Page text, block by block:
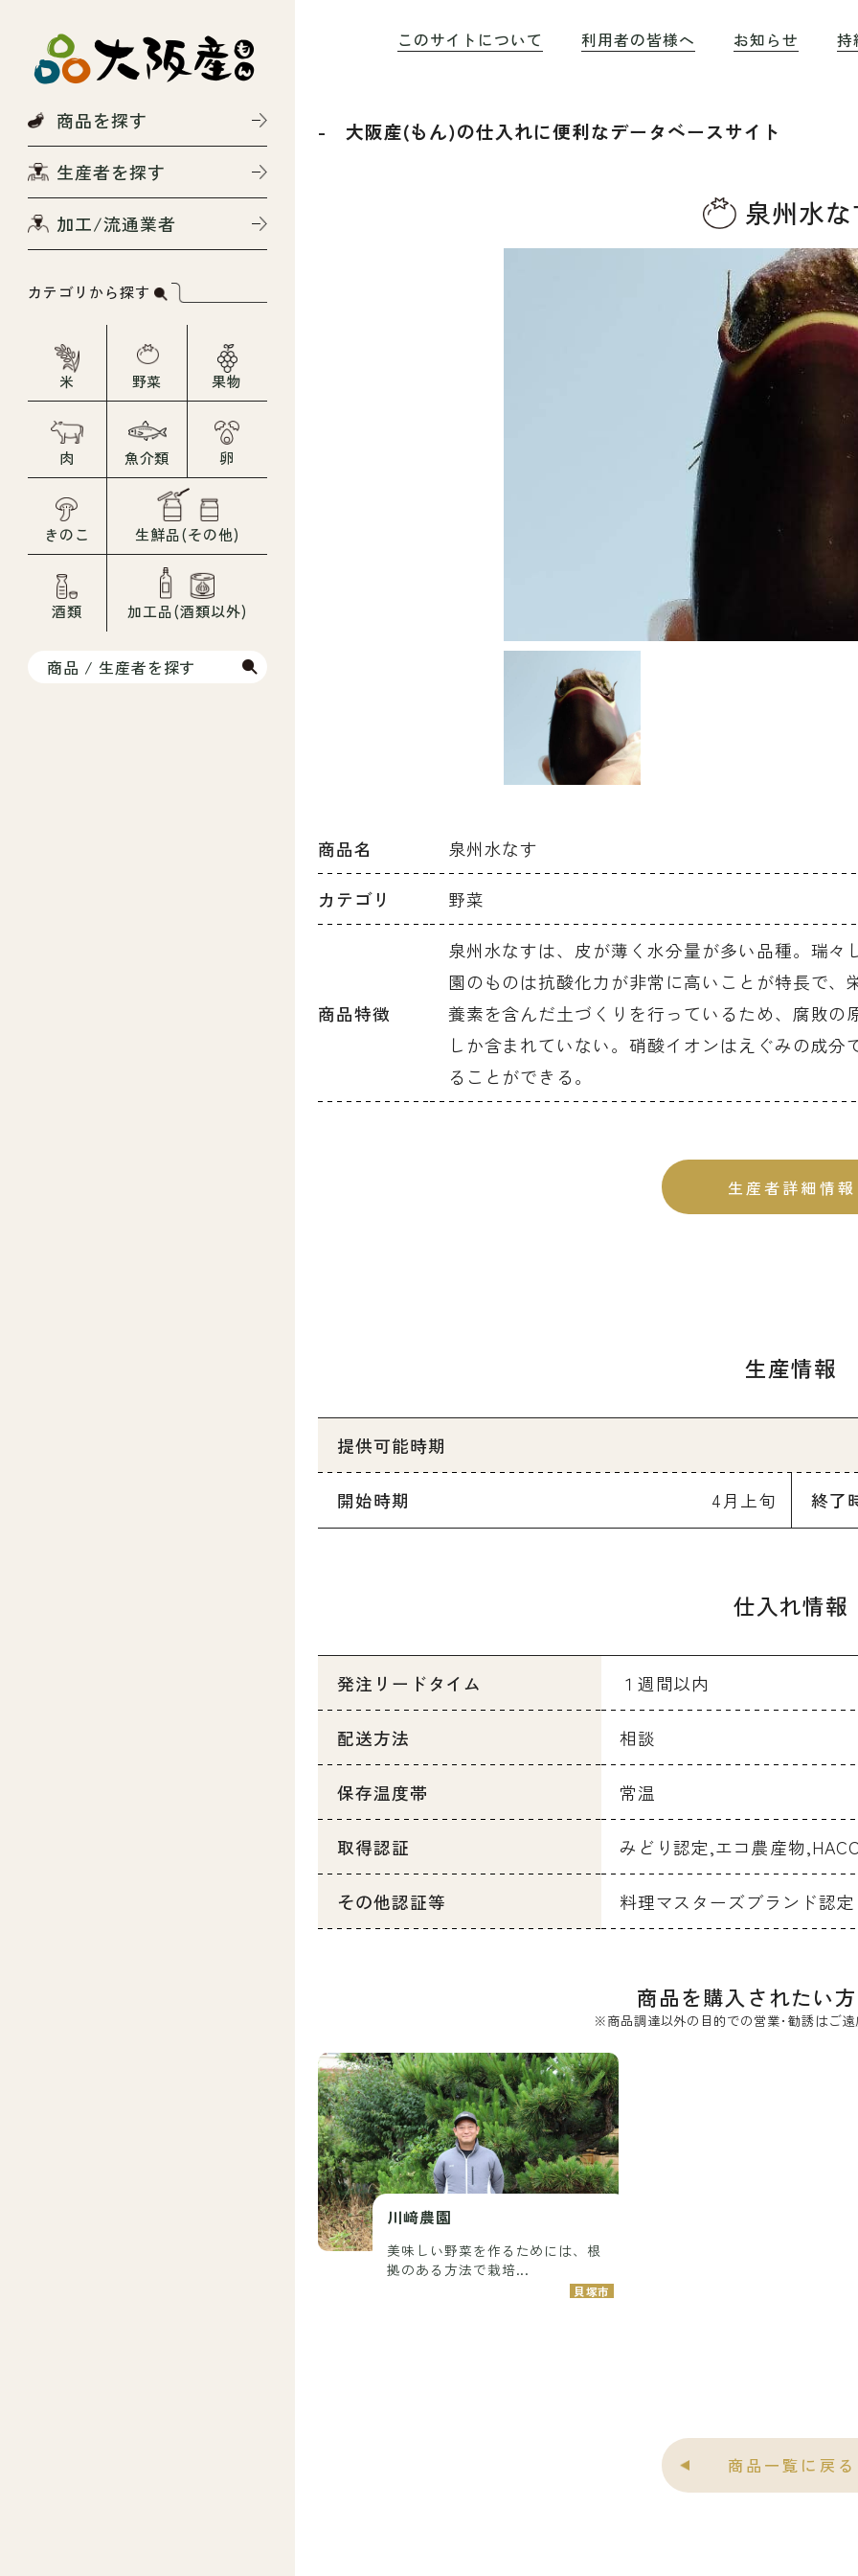
商品を探す
生産者を探す
加工/流通業者
カテゴリから探す
米 野菜 果物
肉 魚介類 卵
きのこ 生鮮品(その他)
酒類 加工品(酒類以外)
商品 / 生産者を探す
このサイトについて 利用者の皆様へ お知らせ 持
- 大阪産(もん)の仕入れに便利なデータベースサイト
泉州水
商品名 泉州水なす
カテゴリ 野菜
商品特徴
泉州水なすは、皮が薄く水分量が多い品種。瑞
園のものは抗酸化力が非常に高いことが特長で
養素を含んだ土づくりを行っているため、腐敗
しか含まれていない。硝酸イオンはえぐみの成
ることができる。
生産者詳細情報
生産情報
提供可能時期
開始時期 4月上旬 終了
仕入れ情報
発注リードタイム １週間以内
配送方法 相談
保存温度帯 常温
取得認証 みどり認定,エコ農産物
その他認証等 料理マスターズブランド認定
商品を購入されたい
※商品調達以外の目的での営業･勧誘はご遠
川﨑農園
美味しい野菜を作るためには、根
拠のある方法で栽培...
貝塚市
商品一覧に戻る